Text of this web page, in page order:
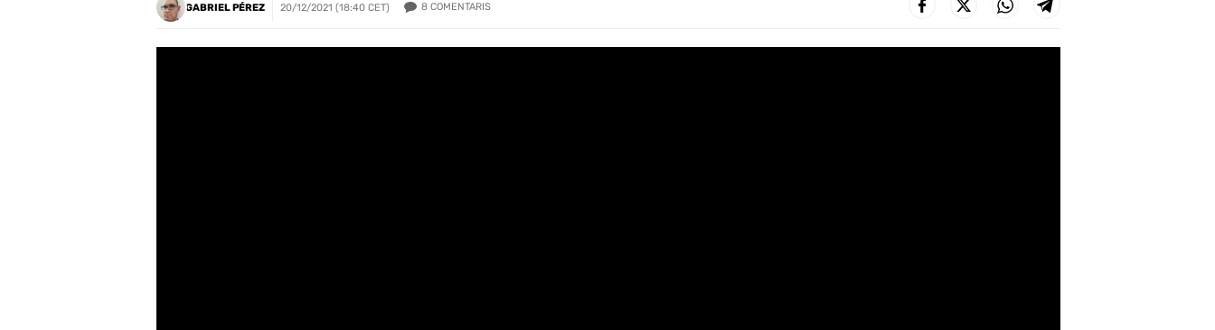
GABRIEL PÉREZ 20/12/2021 (18:40 CET) 8 COMENTARIS